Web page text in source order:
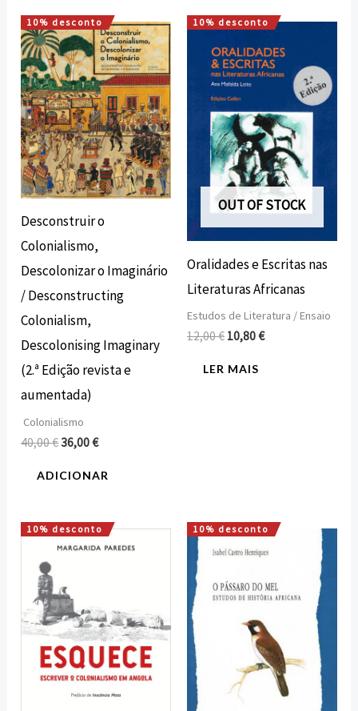
10% desconto
Desconstruir o
Colonialismo,
Descolonizar o Imaginário
/ Desconstructing
Colonialism,
Descolonising Imaginary
(2.ª Edição revista e
aumentada)
Colonialismo
40,00€
O
preço
original
era:
40,00 €.
36,00€
O
preço
atual
é:
36,00 €.
ADICIONAR
10% desconto
OUT OF STOCK
Oralidades e Escritas nas
Literaturas Africanas
Estudos de Literatura / Ensaio
12,00€
O
preço
original
era:
12,00 €.
10,80€
O
preço
atual
é:
10,80 €.
LER MAIS
10% desconto
O
preço
10,00 €.
O
preço
10% desconto
O
preço
era:
16,00 €.
O
preço
é:
14,40 €.